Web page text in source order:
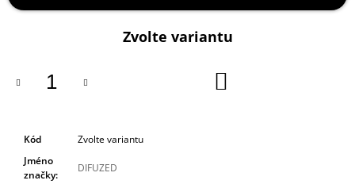
Měrná
Zvolte variantu
Kód
Zvolte variantu
Jméno
značky:
DIFUZED